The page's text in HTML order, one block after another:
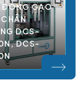
ĐÓNG GẠO
DCS-
DCS-